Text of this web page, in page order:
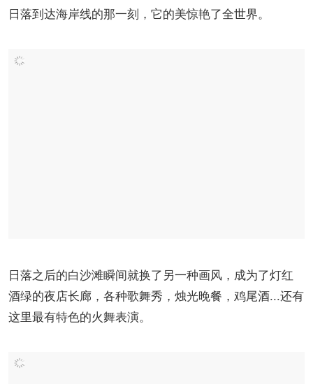
日落到达海岸线的那一刻，它的美惊艳了全世界。
日落之后的白沙滩瞬间就换了另一种画风，成为了灯红
酒绿的夜店长廊，各种歌舞秀，烛光晚餐，鸡尾酒...还有
这里最有特色的火舞表演。